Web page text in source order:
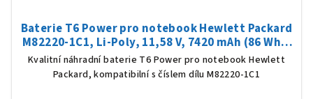
Baterie T6 Power pro notebook Hewlett Packard
M82220-1C1, Li-Poly, 11,58 V, 7420 mAh (86 Wh),
černá
Kvalitní náhradní baterie T6 Power pro notebook Hewlett
Packard, kompatibilní s číslem dílu M82220-1C1